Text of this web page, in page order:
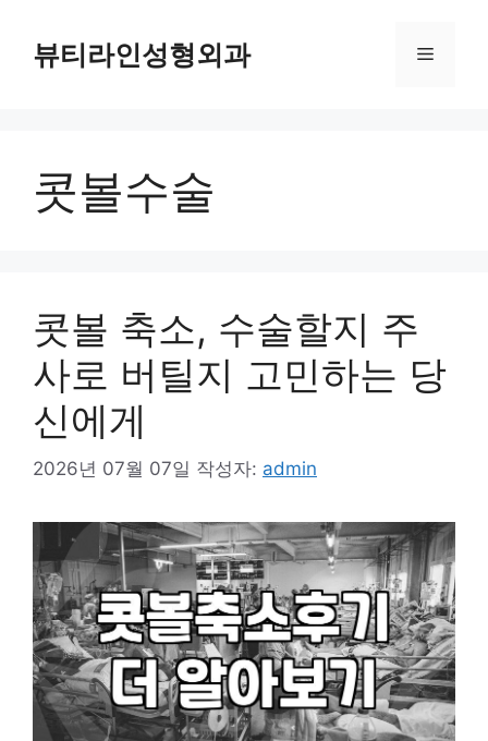
뷰티라인성형외과 메
콧볼수술
콧볼 축소, 수술할지 주
사로 버틸지 고민하는 당
신에게
2026년 07월 07일 작성자: admin